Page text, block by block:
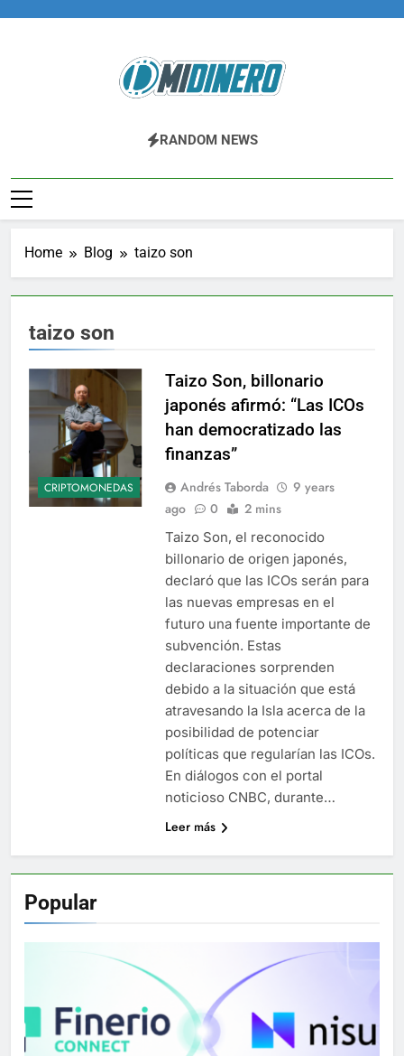
Midinero.co
Fintech, Criptomonedas
RANDOM NEWS
Home Blog taizo son
taizo son
CRIPTOMONEDAS
Taizo Son, billonario
japonés afirmó: “Las ICOs
han democratizado las
finanzas”
Andrés Taborda
9 years
ago
0 2 mins
Taizo Son, el reconocido
billonario de origen japonés,
declaró que las ICOs serán para
las nuevas empresas en el
futuro una fuente importante de
subvención. Estas
declaraciones sorprenden
debido a la situación que está
atravesando la Isla acerca de la
posibilidad de potenciar
políticas que regularían las ICOs.
En diálogos con el portal
noticioso CNBC, durante…
Leer más
Popular